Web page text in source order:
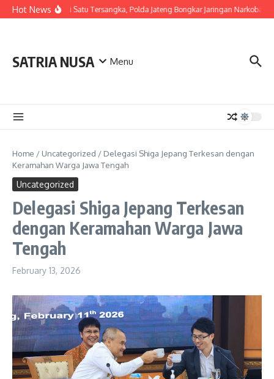
Skip to content
Hot News
Berawal dari Satu Tersangka, Polda Jateng Bongkar Jaringan Narkoba di
SATRIA NUSA Menu
Home / Uncategorized / Delegasi Shiga Jepang Terkesan dengan
Keramahan Warga Jawa Tengah
Uncategorized
Delegasi Shiga Jepang Terkesan
dengan Keramahan Warga Jawa
Tengah
February 13, 2026